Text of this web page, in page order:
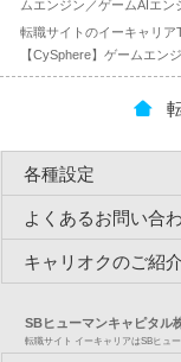
ムエンジン／ゲームAIエ
転職サイトのイーキャリア
【CySphere】ゲームエン
各種設定
よくあるお問い合
キャリオクのご紹介
SBヒューマンキャピタル
転職サイト イーキャリアはSBヒュ